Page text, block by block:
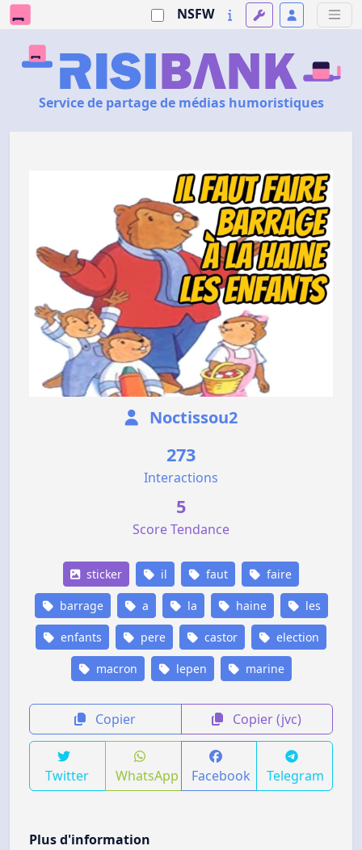
NSFW
Service de partage de médias humoristiques
Noctissou2
273
Interactions
5
Score Tendance
sticker il faut faire
barrage a la haine les
enfants pere castor election
macron lepen marine
Copier Copier (jvc)
Twitter WhatsApp Facebook Telegram
Plus d'information